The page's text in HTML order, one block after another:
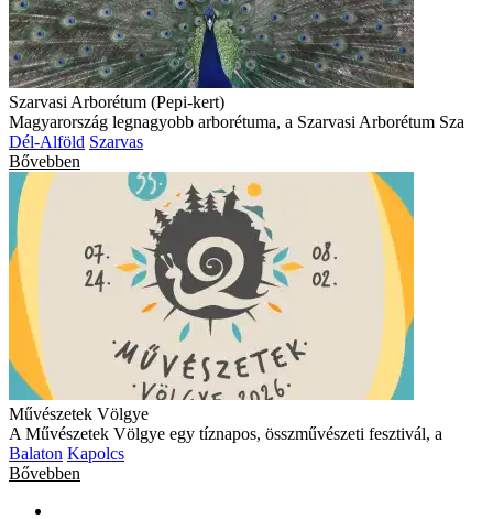
Szarvasi Arborétum (Pepi-kert)
Magyarország legnagyobb arborétuma, a Szarvasi Arborétum Sza
Dél-Alföld Szarvas
Bővebben
Művészetek Völgye
A Művészetek Völgye egy tíznapos, összművészeti fesztivál, a
Balaton Kapolcs
Bővebben